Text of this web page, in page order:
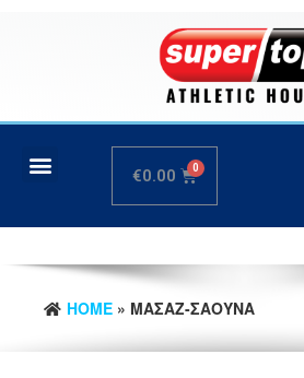
€0.00
HOME » ΜΑΣΑΖ-ΣΑΟΥΝΑ